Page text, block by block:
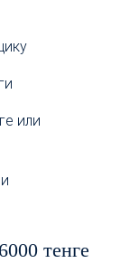
или
тенге